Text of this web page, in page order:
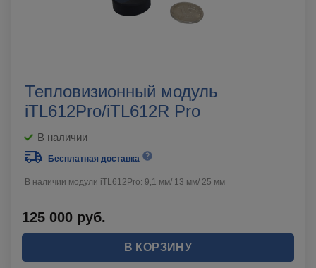
Тепловизионный модуль
iTL612Pro/iTL612R Pro
В наличии
Бесплатная доставка
В наличии модули iTL612Pro: 9,1 мм/ 13 мм/ 25 мм
125 000 руб.
В КОРЗИНУ